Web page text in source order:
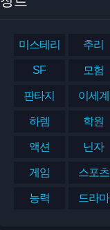
미스테리 추리
SF 모험
판타지 이세계
하렘 학원
액션 닌자
게임 스포츠
능력 드라마